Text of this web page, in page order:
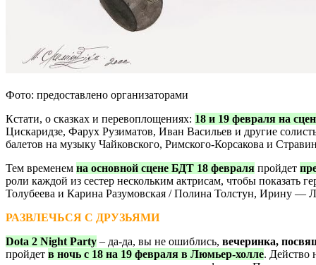
Фото: предоставлено организаторами
Кстати, о сказках и перевоплощениях: 18 и 19 февраля на
Цискаридзе, Фарух Рузиматов, Иван Васильев и другие
балетов на музыку Чайковского, Римского-Корсакова и
Тем временем на основной сцене БДТ 18 февраля пройдет
роли каждой из сестер нескольким актрисам, чтобы
Толубеева и Карина Разумовская / Полина Толстун, Ирину —
РАЗВЛЕЧЬСЯ С ДРУЗЬЯМИ
Dota 2 Night Party – да-да, вы не ошиблись, вечеринка,
пройдет в ночь с 18 на 19 февраля в Люмьер-холле. Действо